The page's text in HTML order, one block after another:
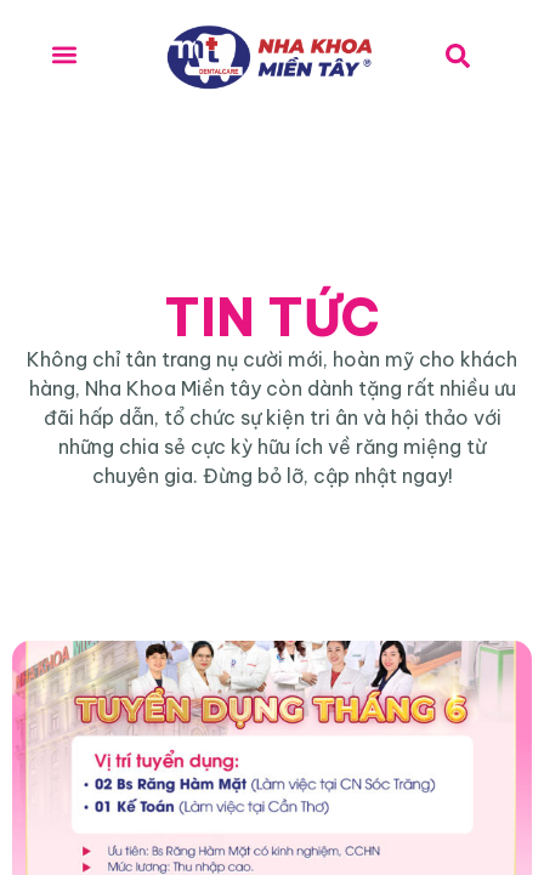
TIN TỨC
Không chỉ tân trang nụ cười mới, hoàn mỹ cho khách
hàng, Nha Khoa Miền tây còn dành tặng rất nhiều ưu
đãi hấp dẫn, tổ chức sự kiện tri ân và hội thảo với
những chia sẻ cực kỳ hữu ích về răng miệng từ
chuyên gia. Đừng bỏ lỡ, cập nhật ngay!